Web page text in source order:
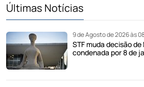
Últimas Notícias
9 de Agosto de 2026 às
STF muda decisão
condenada por 8 de